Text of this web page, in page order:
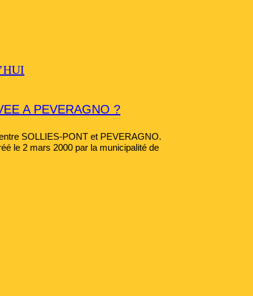
A PEVERAGNO ?
SOLLIES-PONT et PEVERAGNO.
le 2 mars 2000 par la municipalité de